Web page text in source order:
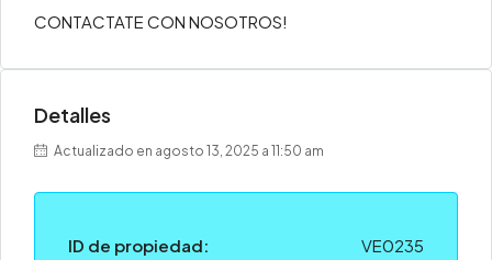
CONTACTATE CON NOSOTROS!
Detalles
Actualizado en agosto 13, 2025 a 11:50 am
ID de propiedad:
VE0235